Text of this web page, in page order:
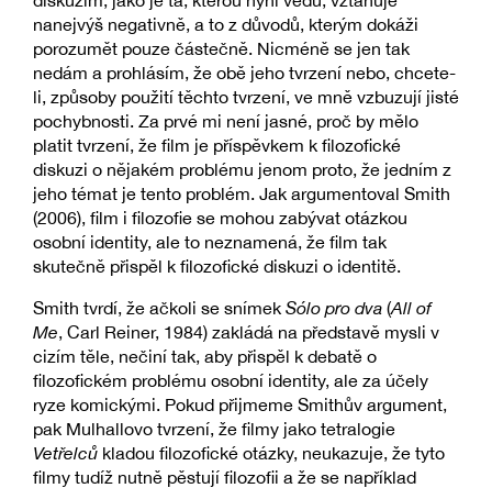
nanejvýš negativně, a to z důvodů, kterým dokáži
porozumět pouze částečně. Nicméně se jen tak
nedám a prohlásím, že obě jeho tvrzení nebo, chcete-
li, způsoby použití těchto tvrzení, ve mně vzbuzují jisté
pochybnosti. Za prvé mi není jasné, proč by mělo
platit tvrzení, že film je příspěvkem k filozofické
diskuzi o nějakém problému jenom proto, že jedním z
jeho témat je tento problém. Jak argumentoval Smith
(2006), film i filozofie se mohou zabývat otázkou
osobní identity, ale to neznamená, že film tak
skutečně přispěl k filozofické diskuzi o identitě.
Smith tvrdí, že ačkoli se snímek Sólo pro dva (All of
Me, Carl Reiner, 1984) zakládá na představě mysli v
cizím těle, nečiní tak, aby přispěl k debatě o
filozofickém problému osobní identity, ale za účely
ryze komickými. Pokud přijmeme Smithův argument,
pak Mulhallovo tvrzení, že filmy jako tetralogie
Vetřelců kladou filozofické otázky, neukazuje, že tyto
filmy tudíž nutně pěstují filozofii a že se například